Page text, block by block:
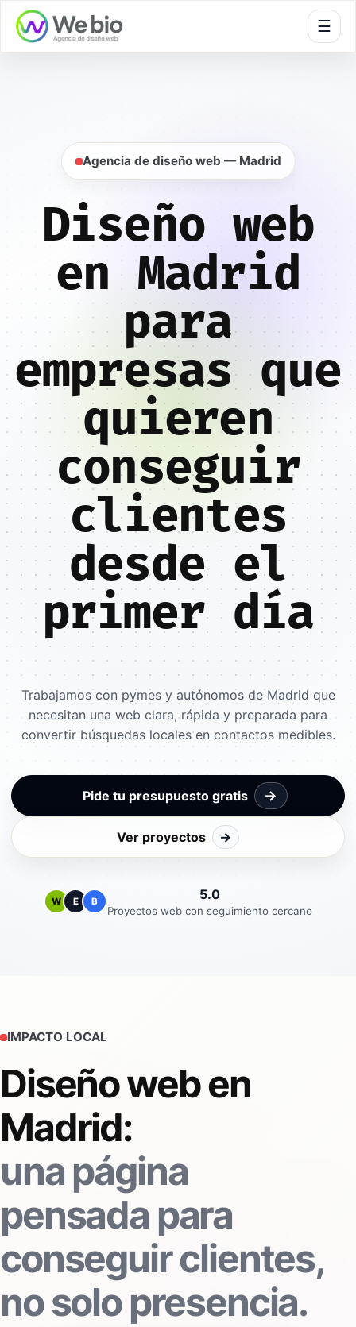
☰
Agencia de diseño web — Madrid
Diseño web
en Madrid
para
empresas que
quieren
conseguir
clientes
desde el
primer día
Trabajamos con pymes y autónomos de Madrid que
necesitan una web clara, rápida y preparada para
convertir búsquedas locales en contactos medibles.
Pide tu presupuesto gratis →
Ver proyectos →
W E B 5.0
Proyectos web con seguimiento cercano
IMPACTO LOCAL
Diseño web en
Madrid:
una página
pensada para
conseguir clientes,
no solo presencia.